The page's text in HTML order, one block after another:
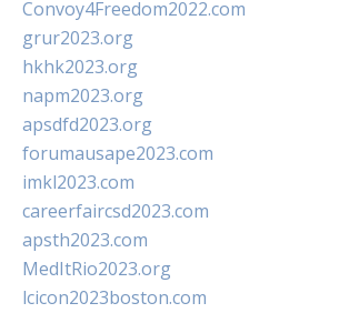
Convoy4Freedom2022.com
grur2023.org
hkhk2023.org
napm2023.org
apsdfd2023.org
forumausape2023.com
imkl2023.com
careerfaircsd2023.com
apsth2023.com
MedItRio2023.org
lcicon2023boston.com